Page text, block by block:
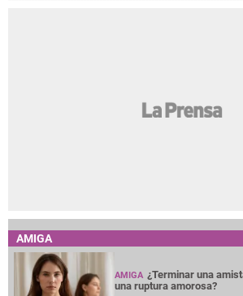
AMIGA
AMIGA ¿Terminar una
una ruptura amorosa?